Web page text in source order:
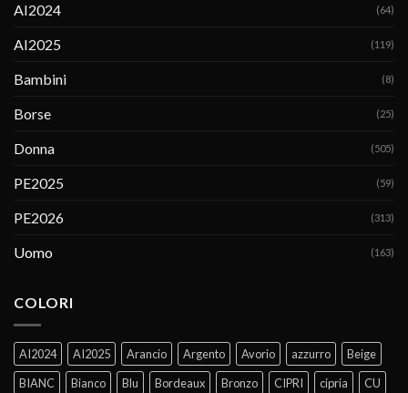
AI2024 (64)
AI2025 (119)
Bambini (8)
Borse (25)
Donna (505)
PE2025 (59)
PE2026 (313)
Uomo (163)
COLORI
AI2024 AI2025 Arancio Argento Avorio azzurro
Beige
BIANC
Bianco Blu Bordeaux Bronzo CIPRI cipria CU